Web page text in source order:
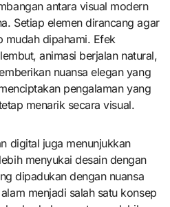
antara visual modern
Setiap elemen dirancang agar
mudah dipahami. Efek
animasi berjalan natural,
nuansa elegan yang
pengalaman yang
menarik secara visual.
digital juga menunjukkan
menyukai desain dengan
dipadukan dengan nuansa
menjadi salah satu konsep